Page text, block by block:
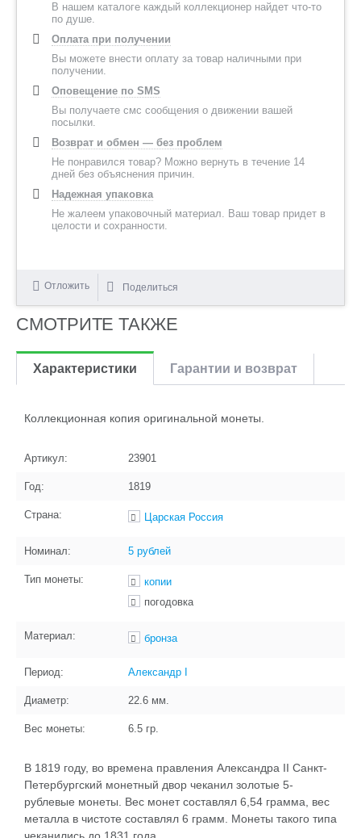
В нашем каталоге каждый коллекционер найдет что-то
по душе.
Оплата при получении
Вы можете внести оплату за товар наличными при
получении.
Оповещение по SMS
Вы получаете смс сообщения о движении вашей
посылки.
Возврат и обмен — без проблем
Не понравился товар? Можно вернуть в течение 14
дней без объяснения причин.
Надежная упаковка
Не жалеем упаковочный материал. Ваш товар придет в
целости и сохранности.
Отложить Поделиться
СМОТРИТЕ ТАКЖЕ
Характеристики Гарантии и возврат
Коллекционная копия оригинальной монеты.
Артикул: 23901
Год: 1819
Страна: Царская Россия
Номинал: 5 рублей
Тип монеты:
копии
погодовка
Материал: бронза
Период: Александр I
Диаметр: 22.6 мм.
Вес монеты: 6.5 гр.
В 1819 году, во времена правления Александра II Санкт-
Петербургский монетный двор чеканил золотые 5-
рублевые монеты. Вес монет составлял 6,54 грамма, вес
металла в чистоте составлял 6 грамм. Монеты такого типа